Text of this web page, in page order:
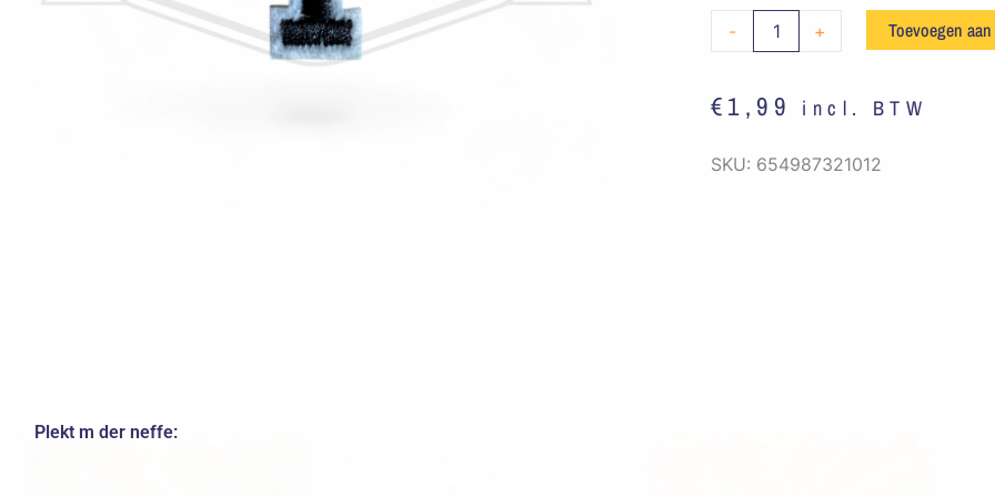
-
-
aantal
+ Toevoegen
€1,99 incl. BTW
SKU: 654987321012
Plekt m der neffe: